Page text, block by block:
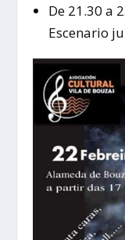
De 21.30 a
Escenario